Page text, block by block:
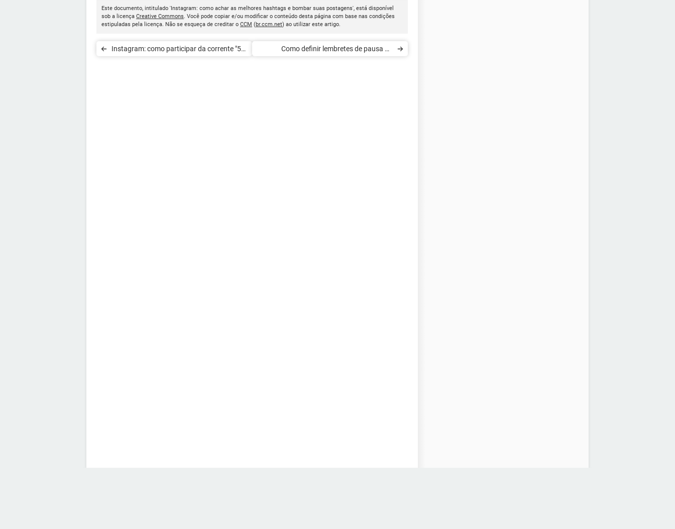
Este documento, intitulado 'Instagram: como achar as melhores hashtags e bombar suas postagens', está disponível
sob a licença Creative Commons. Você pode copiar e/ou modificar o conteúdo desta página com base nas condições
estipuladas pela licença. Não se esqueça de creditar o CCM (br.ccm.net) ao utilizar este artigo.
Instagram: como participar da corrente "5
Como definir lembretes de pausa no